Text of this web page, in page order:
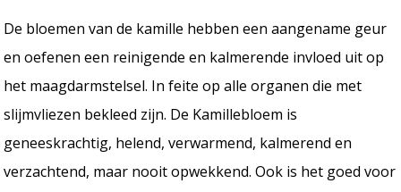
De bloemen van de kamille hebben een aangename geur
en oefenen een reinigende en kalmerende invloed uit op
het maagdarmstelsel. In feite op alle organen die met
slijmvliezen bekleed zijn. De Kamillebloem is
geneeskrachtig, helend, verwarmend, kalmerend en
verzachtend, maar nooit opwekkend. Ook is het goed voor